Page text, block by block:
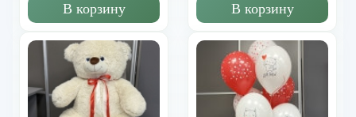
В корзину В корзину